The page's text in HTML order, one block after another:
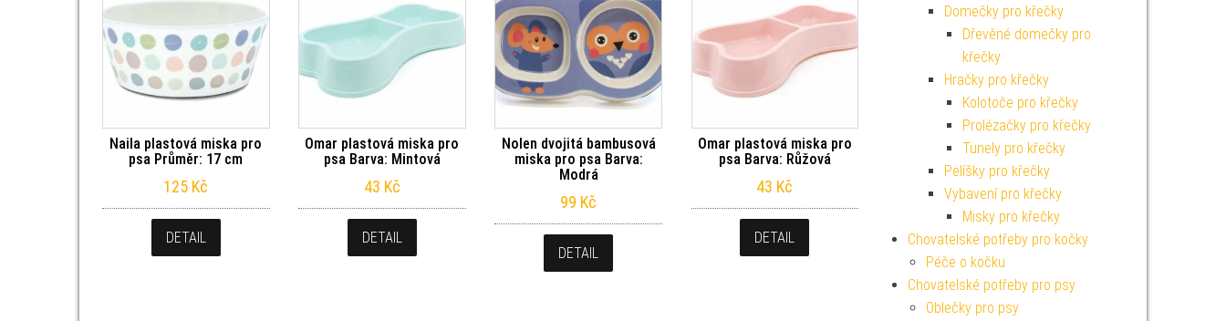
Naila plastová miska pro
psa Průměr: 17 cm
125 Kč
DETAIL
Omar plastová miska pro
psa Barva: Mintová
43 Kč
DETAIL
Nolen dvojitá bambusová
miska pro psa Barva:
Modrá
99 Kč
DETAIL
Omar plastová miska pro
psa Barva: Růžová
43 Kč
DETAIL
Domečky pro křečky
Dřevěné domečky pro
křečky
Hračky pro křečky
Kolotoče pro křečky
Prolézačky pro křečky
Tunely pro křečky
Pelíšky pro křečky
Vybavení pro křečky
Misky pro křečky
Chovatelské potřeby pro kočky
Péče o kočku
Chovatelské potřeby pro psy
Oblečky pro psy